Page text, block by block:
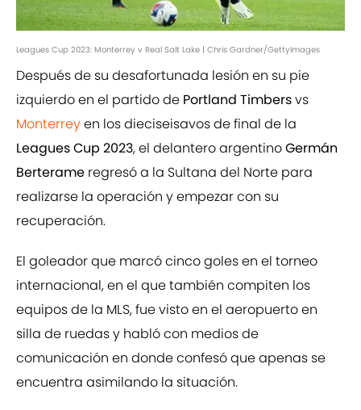
Leagues Cup 2023: Monterrey v Real Salt Lake | Chris Gardner/GettyImages
Después de su desafortunada lesión en su pie
izquierdo en el partido de Portland Timbersvs
Monterreyen los dieciseisavos de final de la
Leagues Cup 2023, el delantero argentinoGermán
Berterame regresó a la Sultana del Norte para
realizarse la operación y empezar con su
recuperación.
El goleador que marcó cinco goles en el torneo
internacional, en el que también compiten los
equipos de la MLS, fue visto en el aeropuerto en
silla de ruedas y habló con medios de
comunicación en donde confesó que apenas se
encuentra asimilando la situación.